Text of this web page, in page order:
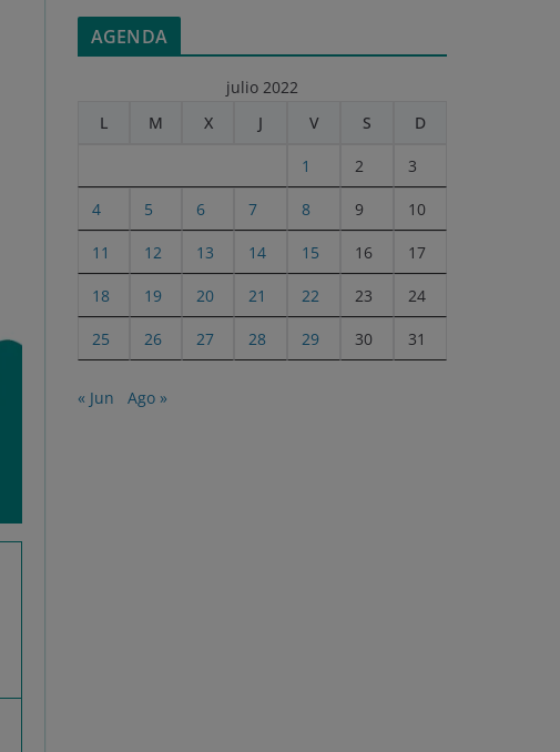
AGENDA
julio 2022
L
M X J V S D
1 2 3
4 5 6 7 8 9 10
11 12 13 14 15 16 17
18 19 20 21 22 23 24
25 26 27 28 29 30 31
« Jun Ago »